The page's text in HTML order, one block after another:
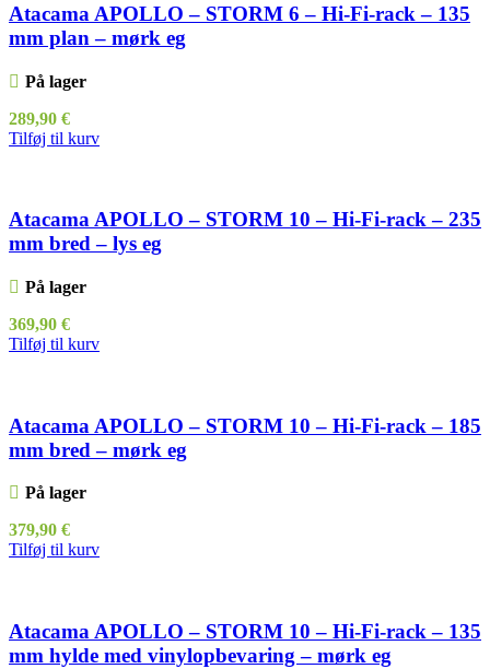
Atacama APOLLO – STORM 6 – Hi-Fi-rack – 135
mm plan – mørk eg
På lager
289,90 €
Tilføj til kurv
Atacama APOLLO – STORM 10 – Hi-Fi-rack – 235
mm bred – lys eg
På lager
369,90 €
Tilføj til kurv
Atacama APOLLO – STORM 10 – Hi-Fi-rack – 185
mm bred – mørk eg
På lager
379,90 €
Tilføj til kurv
Atacama APOLLO – STORM 10 – Hi-Fi-rack – 135
mm hylde med vinylopbevaring – mørk eg